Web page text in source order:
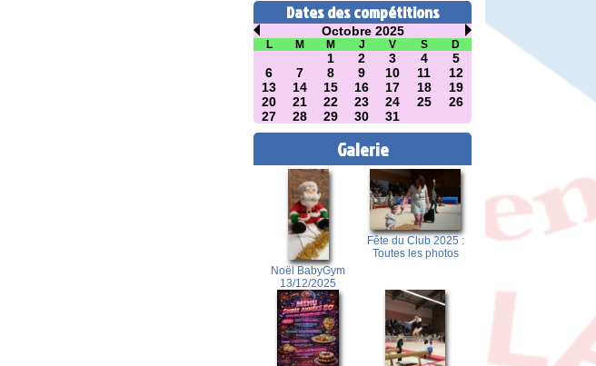
Dates des compétitions
Octobre 2025
L M M J V S D
1 2 3 4
5
6
7 8 9 10 11
12
13
14 15 16 17 18
19
20
21 22 23 24 25
26
27
28 29 30 31
Galerie
Noël BabyGym
13/12/2025
Fête du Club 2025 :
Toutes les photos